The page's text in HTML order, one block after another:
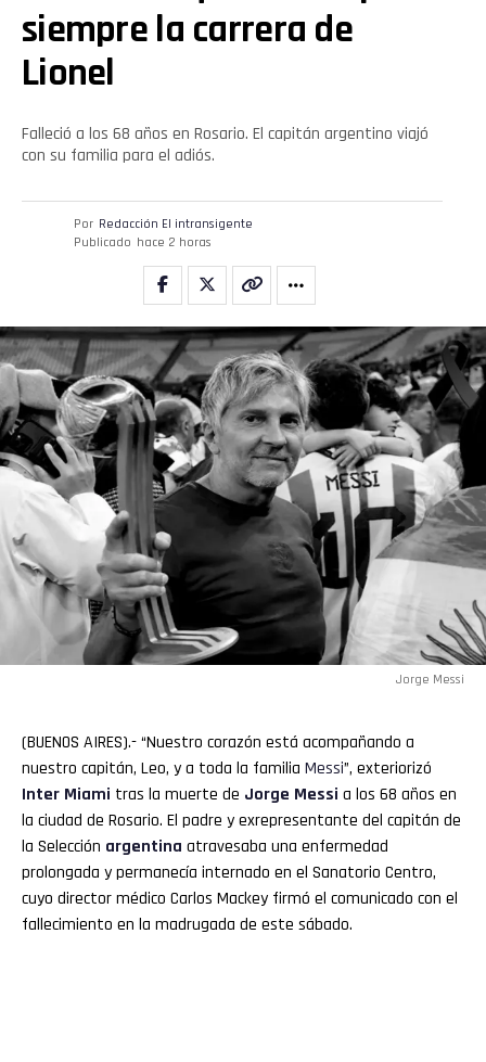
siempre la carrera de
Lionel
Falleció a los 68 años en Rosario. El capitán argentino viajó
con su familia para el adiós.
Por Redacción El intransigente
Publicado hace 2 horas
Jorge Messi
(BUENOS AIRES).- “Nuestro corazón está acompañando a
nuestro capitán, Leo, y a toda la familia Messi”, exteriorizó
Inter Miami tras la muerte de Jorge Messi a los 68 años en
la ciudad de Rosario. El padre y exrepresentante del capitán de
la Selección argentina atravesaba una enfermedad
prolongada y permanecía internado en el Sanatorio Centro,
cuyo director médico Carlos Mackey firmó el comunicado con el
fallecimiento en la madrugada de este sábado.